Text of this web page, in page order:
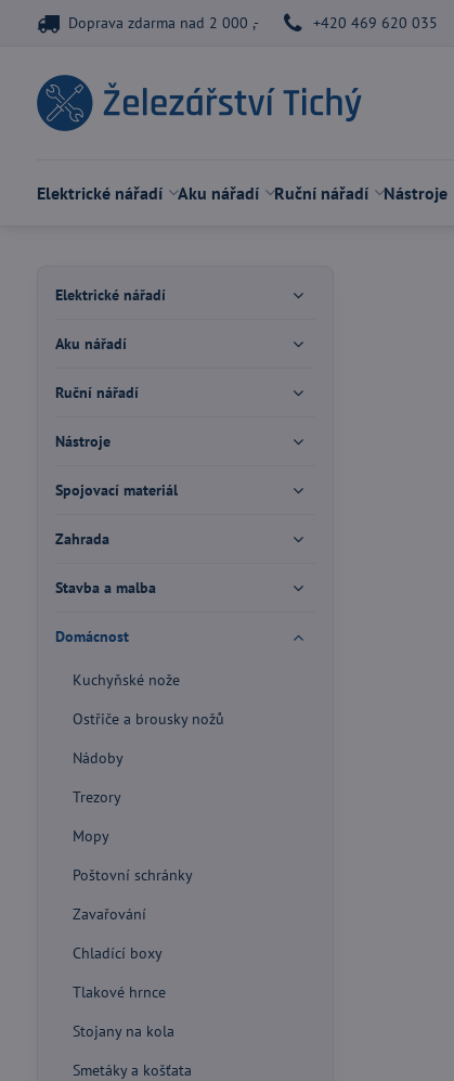
Doprava zdarma nad 2 000 ,- +420 469 620 035
Elektrické nářadí Aku nářadí Ruční nářadí Nástroje
Elektrické nářadí
Aku nářadí
Ruční nářadí
Nástroje
Spojovací materiál
Zahrada
Stavba a malba
Domácnost
Kuchyňské nože
Ostřiče a brousky nožů
Nádoby
Trezory
Mopy
Poštovní schránky
Zavařování
Chladící boxy
Tlakové hrnce
Stojany na kola
Smetáky a košťata